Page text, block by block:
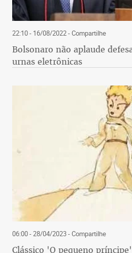
22:10 - 16/08/2022- Compartilhe
Bolsonaro não aplaude
urnas eletrônicas
06:00 - 28/04/2023- Compartilhe
Clássico 'O pequeno